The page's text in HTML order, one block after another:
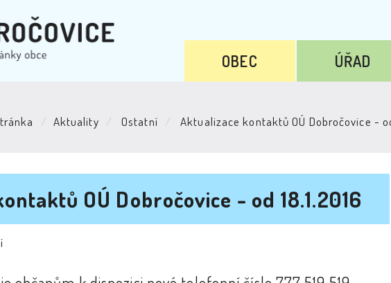
OBEC ÚŘAD
Aktuality Ostatní Aktualizace kontaktů OÚ Dobročovice -
OÚ Dobročovice - od 18.1.2016